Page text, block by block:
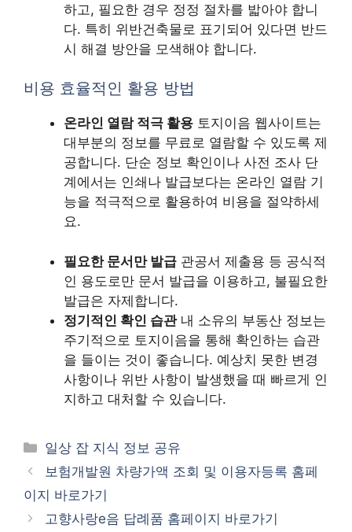
하고, 필요한 경우 정정 절차를 밟아야 합니
다. 특히 위반건축물로 표기되어 있다면 반드
시 해결 방안을 모색해야 합니다.
비용 효율적인 활용 방법
온라인 열람 적극 활용 토지이음 웹사이트는
대부분의 정보를 무료로 열람할 수 있도록 제
공합니다. 단순 정보 확인이나 사전 조사 단
계에서는 인쇄나 발급보다는 온라인 열람 기
능을 적극적으로 활용하여 비용을 절약하세
요.
필요한 문서만 발급 관공서 제출용 등 공식적
인 용도로만 문서 발급을 이용하고, 불필요한
발급은 자제합니다.
정기적인 확인 습관내 소유의 부동산 정보는
주기적으로 토지이음을 통해 확인하는 습관
을 들이는 것이 좋습니다. 예상치 못한 변경
사항이나 위반 사항이 발생했을 때 빠르게 인
지하고 대처할 수 있습니다.
카
테
리
일상 잡 지식 정보 공유
보험개발원 차량가액 조회 및 이용자등록 홈페
이지 바로가기
고향사랑e음 답례품 홈페이지 바로가기